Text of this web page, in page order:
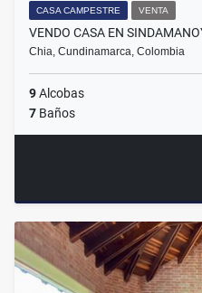
CASA CAMPESTRE VENTA
VENDO CASA EN
Chia, Cundinamarca, Colombia
9Alcobas
7 Baños